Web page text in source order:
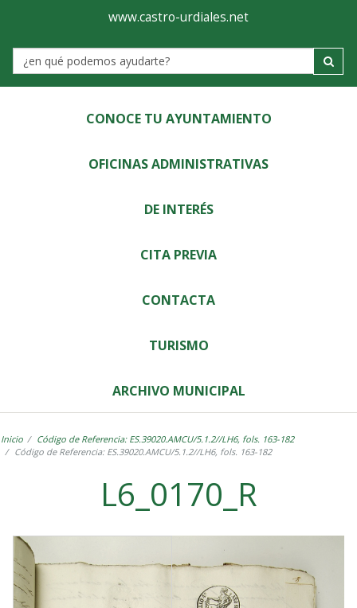
Ayuntamiento
de
Castro-
Urdiales
www.castro-urdiales.net
Label
CONOCE TU AYUNTAMIENTO
OFICINAS ADMINISTRATIVAS
DE INTERÉS
CITA PREVIA
CONTACTA
TURISMO
ARCHIVO MUNICIPAL
Inicio
Código de Referencia: ES.39020.AMCU/5.1.2//LH6, fols. 163-182
Código de Referencia: ES.39020.AMCU/5.1.2//LH6, fols. 163-182
L6_0170_R